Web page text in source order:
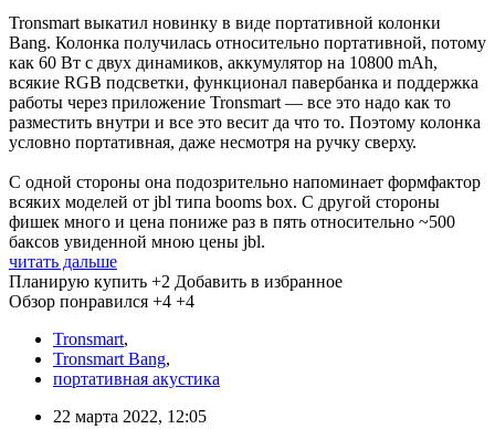
Tronsmart выкатил новинку в виде портативной колонки
Bang. Колонка получилась относительно портативной, потому
как 60 Вт с двух динамиков, аккумулятор на 10800 mAh,
всякие RGB подсветки, функционал павербанка и поддержка
работы через приложение Tronsmart — все это надо как то
разместить внутри и все это весит да что то. Поэтому колонка
условно портативная, даже несмотря на ручку сверху.
С одной стороны она подозрительно напоминает формфактор
всяких моделей от jbl типа booms box. С другой стороны
фишек много и цена пониже раз в пять относительно ~500
баксов увиденной мною цены jbl.
читать дальше
Планирую купить +2 Добавить в избранное
Обзор понравился +4 +4
Tronsmart,
Tronsmart Bang,
портативная акустика
22 марта 2022, 12:05